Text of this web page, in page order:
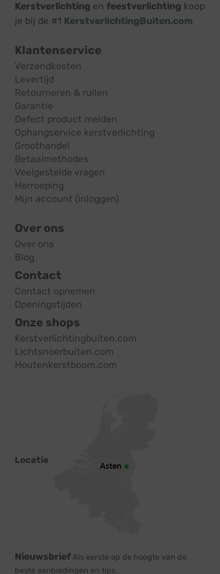
Kerstverlichting en feestverlichting koop
je bij de #1 KerstverlichtingBuiten.com
Klantenservice
Verzendkosten
Levertijd
Retourneren & ruilen
Garantie
Defect product melden
Ophangservice kerstverlichting
Groothandel
Betaalmethodes
Veelgestelde vragen
Herroeping
Mijn account (inloggen)
Over ons
Over ons
Blog
Contact
Contact opnemen
Openingstijden
Onze shops
Kerstverlichtingbuiten.com
Lichtsnoerbuiten.com
Houtenkerstboom.com
Locatie
Nieuwsbrief Als eerste op de hoogte van de
beste aanbiedingen en tips.